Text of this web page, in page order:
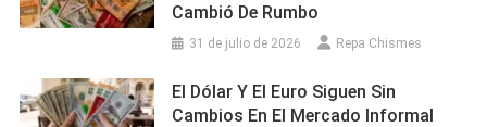
Cambió De Rumbo
31 de julio de 2026 Repa Chismes
El Dólar Y El Euro Siguen Sin
Cambios En El Mercado Informal